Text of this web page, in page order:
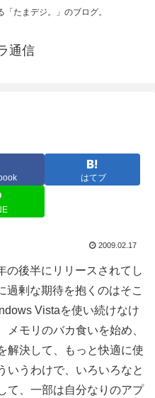
たまデジ。」のブログ。
通信
はてブ
2009.02.17
の後半にリリースされてし
過剰な期待を抱くのはそこ
Vistaを使い続けなけ
モリのバカ食いを始め、
解決して、もっと快適に使
いうわけで、いろいろなと
て、一部は自分なりのアプ